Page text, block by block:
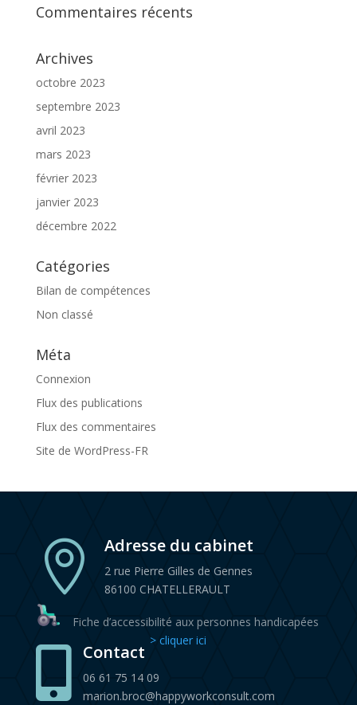
Commentaires récents
Archives
octobre 2023
septembre 2023
avril 2023
mars 2023
février 2023
janvier 2023
décembre 2022
Catégories
Bilan de compétences
Non classé
Méta
Connexion
Flux des publications
Flux des commentaires
Site de WordPress-FR
 Adresse du cabinet
2 rue Pierre Gilles de Gennes
86100 CHATELLERAULT
Fiche d’accessibilité aux personnes handicapées
> cliquer ici
 Contact
06 61 75 14 09
marion.broc@happyworkconsult.com